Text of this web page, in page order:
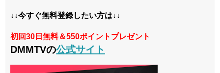
↓↓今すぐ無料登録したい方は↓↓
初回30日無料＆550ポイントプレゼント
DMMTVの公式サイト